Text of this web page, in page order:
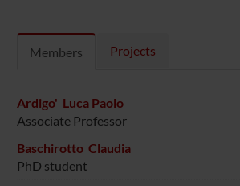
Members Projects
Ardigo' Luca Paolo
Associate Professor
Baschirotto Claudia
PhD student